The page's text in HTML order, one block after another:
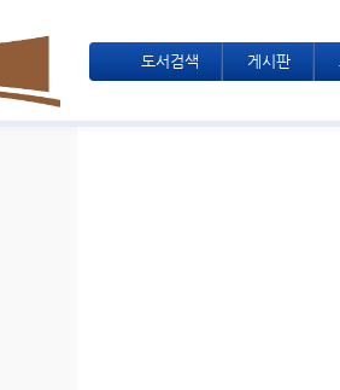
도서검색 게시판